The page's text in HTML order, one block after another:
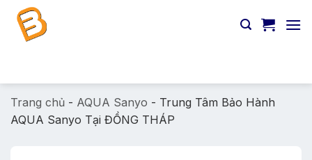
Chuyển
đến
Trang chủ - AQUA Sanyo - Trung Tâm Bảo Hành
AQUA Sanyo Tại ĐỒNG THÁP